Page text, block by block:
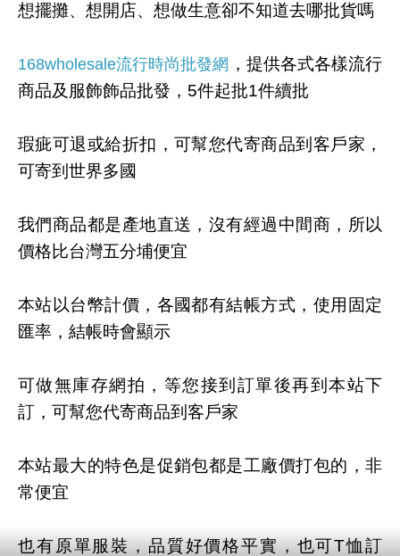
想擺攤、想開店、想做生意卻不知道去哪批貨嗎
168wholesale流行時尚批發網 ，提供各式各樣流行
商品及服飾飾品批發，5件起批1件續批
瑕疵可退或給折扣，可幫您代寄商品到客戶家，
可寄到世界多國
我們商品都是產地直送，沒有經過中間商，所以
價格比台灣五分埔便宜
本站以台幣計價，各國都有結帳方式，使用固定
匯率，結帳時會顯示
可做無庫存網拍，等您接到訂單後再到本站下
訂，可幫您代寄商品到客戶家
本站最大的特色是促銷包都是工廠價打包的，非
常便宜
也有原單服裝，品質好價格平實，也可T恤訂